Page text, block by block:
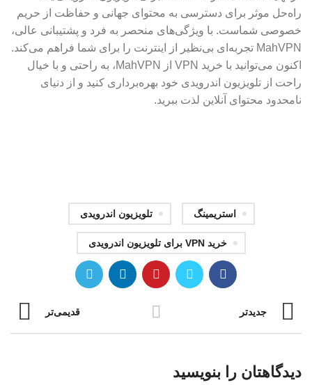
راه‌حل موثر برای دسترسی به محتوای جهانی و حفاظت از حریم
خصوصی شماست. با ویژگی‌های منحصر به فرد و پشتیبانی عالی،
MahVPN تجربه‌ای بی‌نظیر از اینترنت را برای شما فراهم می‌کند.
اکنون می‌توانید با خرید VPN از MahVPN، به راحتی و با خیال
راحت از تلویزیون اندرویدی خود بهره‌برداری کنید و از دنیای
نامحدود محتوای آنلاین لذت ببرید.
استریمینگ تلویزیون اندرویدی
خرید VPN برای تلویزیون اندرویدی
جدیدتر قدیمی‌تر
دیدگاهتان را بنویسید